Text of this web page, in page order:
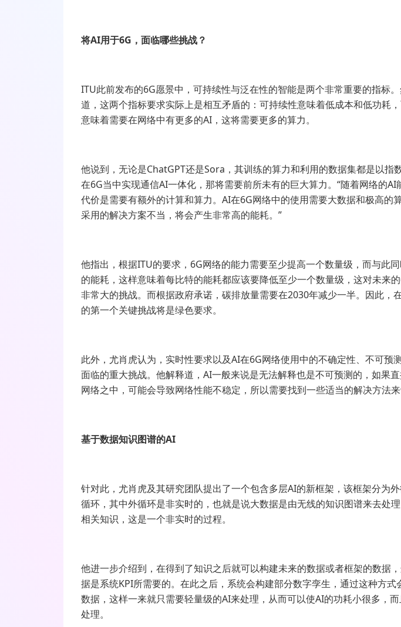
将AI用于6G，面临哪些挑战？
ITU此前发布的6G愿景中，可持续性与泛在性的智能是两个非常重要的指标
道，这两个指标要求实际上是相互矛盾的：可持续性意味着低成本和低功耗
意味着需要在网络中有更多的AI，这将需要更多的算力。
他说到，无论是ChatGPT还是Sora，其训练的算力和利用的数据集都是以指
在6G当中实现通信AI一体化，那将需要前所未有的巨大算力。“随着网络的AI
代价是需要有额外的计算和算力。AI在6G网络中的使用需要大数据和极高的
采用的解决方案不当，将会产生非常高的能耗。”
他指出，根据ITU的要求，6G网络的能力需要至少提高一个数量级，而与此
的能耗，这样意味着每比特的能耗都应该要降低至少一个数量级，这对未来
非常大的挑战。而根据政府承诺，碳排放量需要在2030年减少一半。因此，
的第一个关键挑战将是绿色要求。
此外，尤肖虎认为，实时性要求以及AI在6G网络使用中的不确定性、不可预
面临的重大挑战。他解释道，AI一般来说是无法解释也是不可预测的，如果
网络之中，可能会导致网络性能不稳定，所以需要找到一些适当的解决方法来
基于数据知识图谱的AI
针对此，尤肖虎及其研究团队提出了一个包含多层AI的新框架，该框架分为
循环，其中外循环是非实时的，也就是说大数据是由无线的知识图谱来去处
相关知识，这是一个非实时的过程。
他进一步介绍到，在得到了知识之后就可以构建未来的数据或者框架的数据
据是系统KPI所需要的。在此之后，系统会构建部分数字孪生，通过这种方式
数据，这样一来就只需要轻量级的AI来处理，从而可以使AI的功耗小很多，
处理。